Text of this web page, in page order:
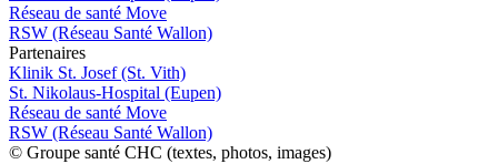
Réseau de santé Move
RSW (Réseau Santé Wallon)
Partenaires
Klinik St. Josef (St. Vith)
St. Nikolaus-Hospital (Eupen)
Réseau de santé Move
RSW (Réseau Santé Wallon)
© Groupe santé CHC (textes, photos, images)